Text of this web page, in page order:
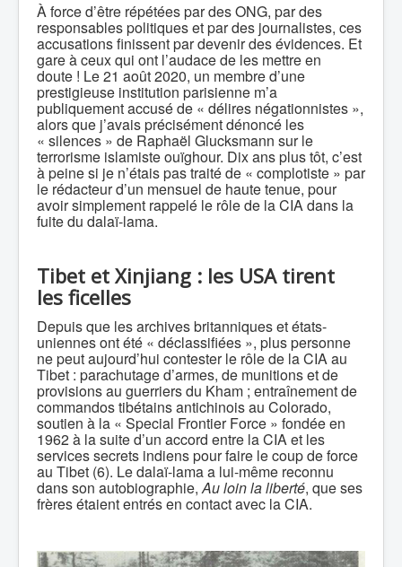
À force d’être répétées par des ONG, par des
responsables politiques et par des journalistes, ces
accusations finissent par devenir des évidences. Et
gare à ceux qui ont l’audace de les mettre en
doute ! Le 21 août 2020, un membre d’une
prestigieuse institution parisienne m’a
publiquement accusé de « délires négationnistes »,
alors que j’avais précisément dénoncé les
« silences » de Raphaël Glucksmann sur le
terrorisme islamiste ouïghour. Dix ans plus tôt, c’est
à peine si je n’étais pas traité de « complotiste » par
le rédacteur d’un mensuel de haute tenue, pour
avoir simplement rappelé le rôle de la CIA dans la
fuite du dalaï-lama.
Tibet et Xinjiang : les USA tirent
les ficelles
Depuis que les archives britanniques et états-
uniennes ont été « déclassifiées », plus personne
ne peut aujourd’hui contester le rôle de la CIA au
Tibet : parachutage d’armes, de munitions et de
provisions au guerriers du Kham ; entraînement de
commandos tibétains antichinois au Colorado,
soutien à la « Special Frontier Force » fondée en
1962 à la suite d’un accord entre la CIA et les
services secrets indiens pour faire le coup de force
au Tibet (6). Le dalaï-lama a lui-même reconnu
dans son autobiographie,Au loin la liberté, que ses
frères étaient entrés en contact avec la CIA.